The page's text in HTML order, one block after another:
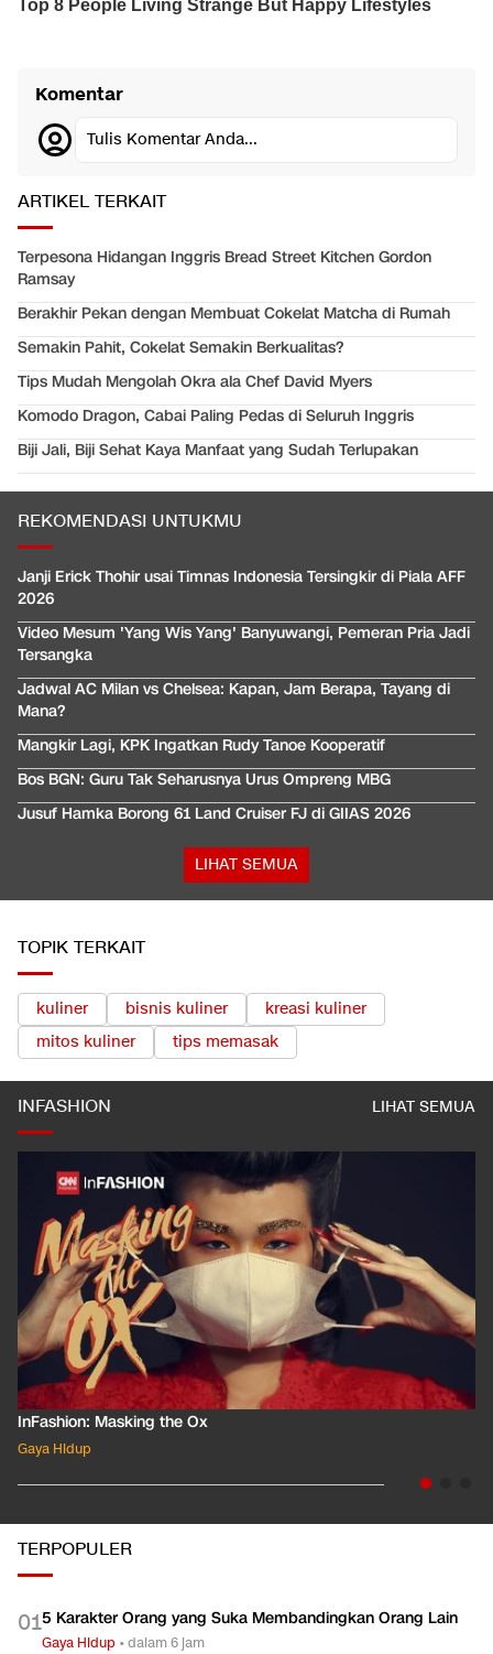
Komentar
Tulis Komentar Anda...
ARTIKEL TERKAIT
Terpesona Hidangan Inggris Bread Street Kitchen Gordon
Ramsay
Berakhir Pekan dengan Membuat Cokelat Matcha di Rumah
Semakin Pahit, Cokelat Semakin Berkualitas?
Tips Mudah Mengolah Okra ala Chef David Myers
Komodo Dragon, Cabai Paling Pedas di Seluruh Inggris
Biji Jali, Biji Sehat Kaya Manfaat yang Sudah Terlupakan
REKOMENDASI UNTUKMU
Janji Erick Thohir usai Timnas Indonesia Tersingkir di Piala AFF
2026
Video Mesum 'Yang Wis Yang' Banyuwangi, Pemeran Pria Jadi
Tersangka
Jadwal AC Milan vs Chelsea: Kapan, Jam Berapa, Tayang di
Mana?
Mangkir Lagi, KPK Ingatkan Rudy Tanoe Kooperatif
Bos BGN: Guru Tak Seharusnya Urus Ompreng MBG
Jusuf Hamka Borong 61 Land Cruiser FJ di GIIAS 2026
LIHAT SEMUA
TOPIK TERKAIT
kuliner bisnis kuliner
kreasi kuliner
mitos kuliner
tips memasak
INFASHION LIHAT SEMUA
InFashion: Masking the Ox
Gaya Hidup
TERPOPULER
015 Karakter Orang yang Suka Membandingkan Orang Lain
Gaya Hidup •dalam 6 jam